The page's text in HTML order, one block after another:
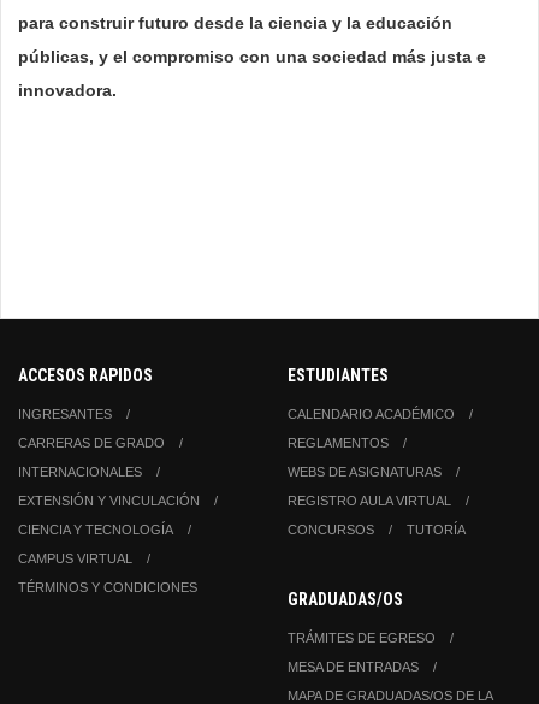
para construir futuro desde la ciencia y la educación
públicas, y el compromiso con una sociedad más justa e
innovadora.
ACCESOS RAPIDOS
INGRESANTES
CARRERAS DE GRADO
INTERNACIONALES
EXTENSIÓN Y VINCULACIÓN
CIENCIA Y TECNOLOGÍA
CAMPUS VIRTUAL
TÉRMINOS Y CONDICIONES
ESTUDIANTES
CALENDARIO ACADÉMICO
REGLAMENTOS
WEBS DE ASIGNATURAS
REGISTRO AULA VIRTUAL
CONCURSOS
TUTORÍA
GRADUADAS/OS
TRÁMITES DE EGRESO
MESA DE ENTRADAS
MAPA DE GRADUADAS/OS DE LA